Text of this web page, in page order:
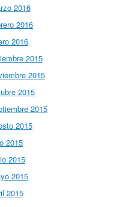
2016
2016
2016
2015
2015
2015
2015
2015
2015
2015
2015
2015